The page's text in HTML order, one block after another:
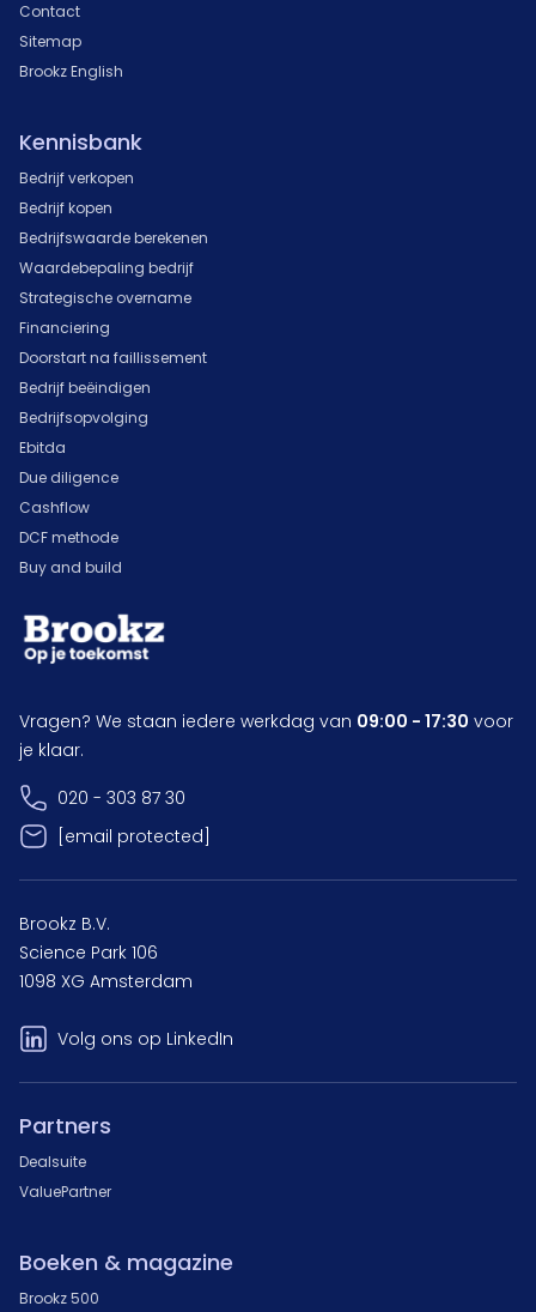
Contact
Sitemap
Brookz English
Kennisbank
Bedrijf verkopen
Bedrijf kopen
Bedrijfswaarde berekenen
Waardebepaling bedrijf
Strategische overname
Financiering
Doorstart na faillissement
Bedrijf beëindigen
Bedrijfsopvolging
Ebitda
Due diligence
Cashflow
DCF methode
Buy and build
Vragen? We staan iedere werkdag van 09:00 - 17:30 voor
je klaar.
020 - 303 87 30
[email protected]
Brookz B.V.
Science Park 106
1098 XG Amsterdam
Volg ons op LinkedIn
Partners
Dealsuite
ValuePartner
Boeken & magazine
Brookz 500